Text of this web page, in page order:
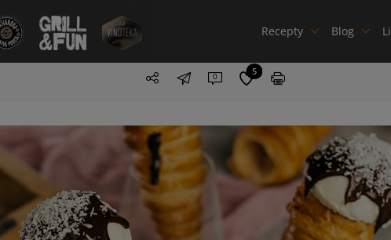
Recepty Blog
0 5